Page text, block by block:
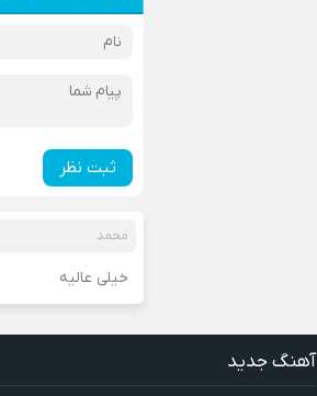
ثبت نظر
محمد
خیلی عالیه
آهنگ جدید